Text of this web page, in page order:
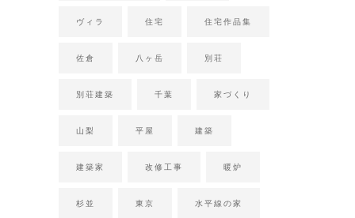
ヴィラ 住宅 住宅作品集
佐倉 八ヶ岳 別荘
別荘建築 千葉 家づくり
山梨 平屋 建築
建築家 改修工事 暖炉
杉並 東京 水平線の家